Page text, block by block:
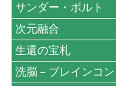
サンダー・ボルト
次元融合
生還の宝札
洗脳－ブレインコ